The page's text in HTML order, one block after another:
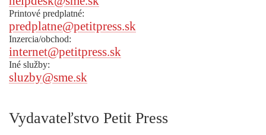
Printové predplatné:
predplatne@petitpress.sk
Inzercia/obchod:
internet@petitpress.sk
Iné služby:
sluzby@sme.sk
Vydavateľstvo Petit Press